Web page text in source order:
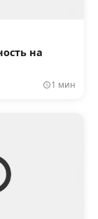
на
1 мин